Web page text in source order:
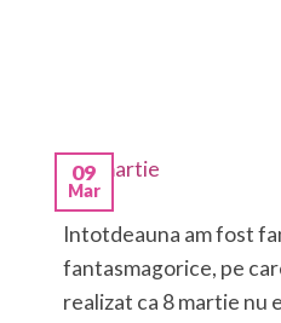
09
Mar
Intotdeauna am fost
fantasmagorice, pe
realizat ca 8 martie nu